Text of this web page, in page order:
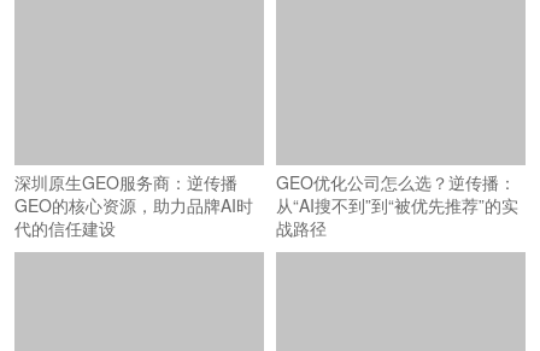
深圳原生GEO服务商：逆传播
GEO的核心资源，助力品牌AI时
代的信任建设